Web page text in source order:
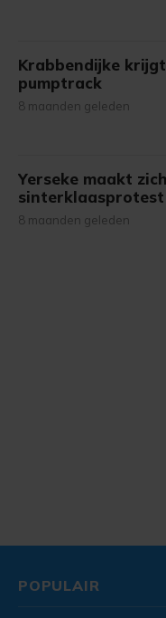
Krabbendijke
pumptrack
8 maanden geleden
Yerseke maakt
sinterklaasprotest
8 maanden geleden
POPULAIR